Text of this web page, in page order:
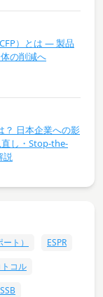
）とは ― 製品
の削減へ
？ 日本企業への影
し・Stop-the-
説
ト）
ESPR
コル